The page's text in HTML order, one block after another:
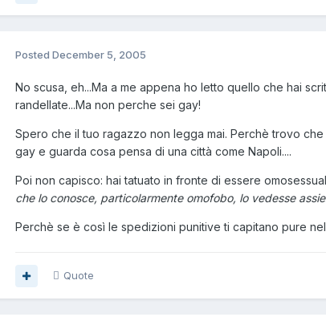
Posted December 5, 2005
No scusa, eh...Ma a me appena ho letto quello che hai
randellate...Ma non perche sei gay!
Spero che il tuo ragazzo non legga mai. Perchè trovo
gay e guarda cosa pensa di una città come Napoli....
Poi non capisco: hai tatuato in fronte di essere
che lo conosce, particolarmente omofobo, lo vedesse
Perchè se è così le spedizioni punitive ti capitano pure nel
Quote